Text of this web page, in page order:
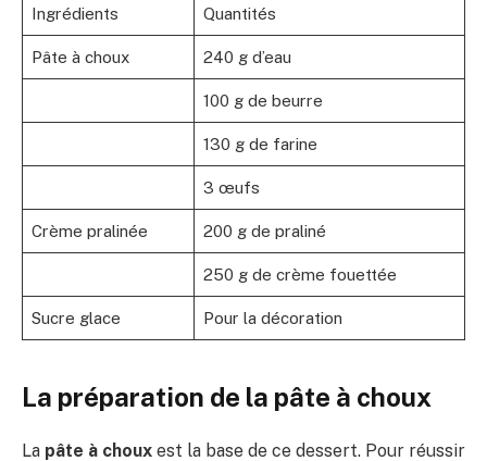
Ingrédients Quantités
Pâte à choux 240 g d’eau
100 g de beurre
130 g de farine
3 œufs
Crème pralinée 200 g de praliné
250 g de crème fouettée
Sucre glace Pour la décoration
La préparation de la pâte à choux
La pâte à choux est la base de ce dessert. Pour réussir